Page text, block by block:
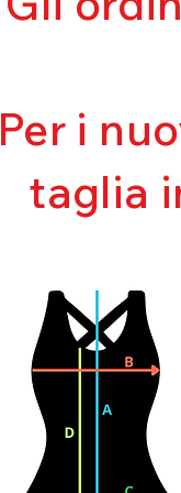
Per i
taglia